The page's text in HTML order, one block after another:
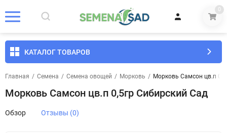
0
КАТАЛОГ ТОВАРОВ
Главная / Семена / Семена овощей / Морковь / Морковь Самсон цв.п
Морковь Самсон цв.п 0,5гр Сибирский Сад
Обзор Отзывы (0)